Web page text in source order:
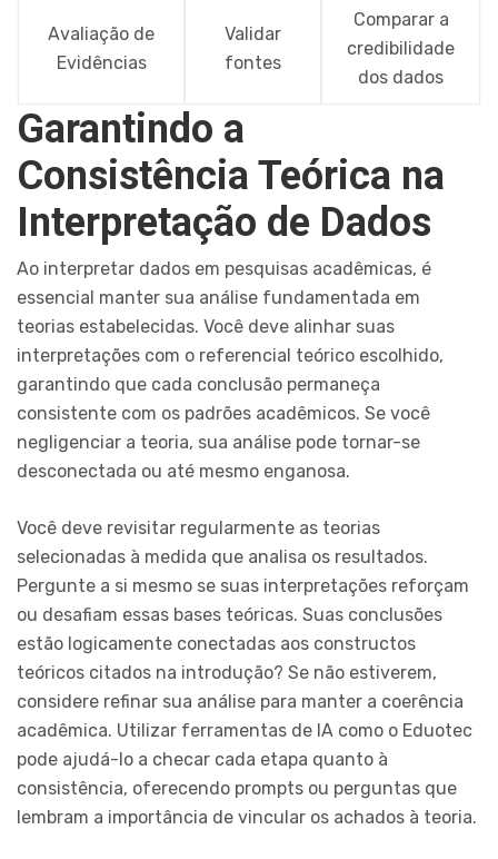
Avaliação de
Evidências
Validar
fontes
Comparar a
credibilidade
dos dados
Garantindo a
Consistência Teórica na
Interpretação de Dados
Ao interpretar dados em pesquisas acadêmicas, é
essencial manter sua análise fundamentada em
teorias estabelecidas. Você deve alinhar suas
interpretações com o referencial teórico escolhido,
garantindo que cada conclusão permaneça
consistente com os padrões acadêmicos. Se você
negligenciar a teoria, sua análise pode tornar-se
desconectada ou até mesmo enganosa.
Você deve revisitar regularmente as teorias
selecionadas à medida que analisa os resultados.
Pergunte a si mesmo se suas interpretações reforçam
ou desafiam essas bases teóricas. Suas conclusões
estão logicamente conectadas aos constructos
teóricos citados na introdução? Se não estiverem,
considere refinar sua análise para manter a coerência
acadêmica. Utilizar ferramentas de IA como o Eduotec
pode ajudá-lo a checar cada etapa quanto à
consistência, oferecendo prompts ou perguntas que
lembram a importância de vincular os achados à teoria.